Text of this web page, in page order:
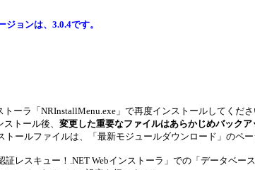
ョンは、3.0.4です。
トーラ「NRInstallMenu.exe」で再度インストールしてくだ
トール後、 変更した重要なファイルはあらかじめバックア
ールファイルは、「最新モジュールダウンロード」のペー
レスキュー！.NET Webインストーラ」での「データベー